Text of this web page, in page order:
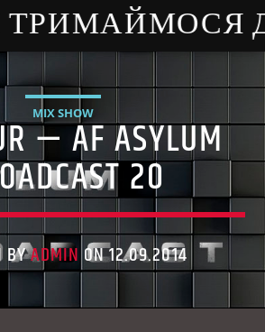
MIX SHOW
— AF ASYLUM
20
BYADMIN ON 12.09.2014